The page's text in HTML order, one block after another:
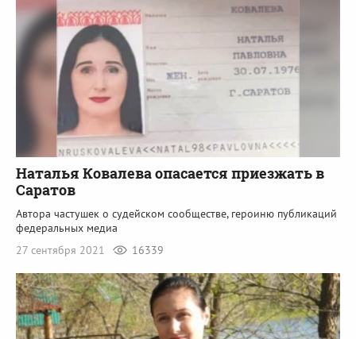
Наталья Ковалева опасается приезжать в
Саратов
Автора частушек о судейском сообществе, героиню публикаций
федеральных медиа
27 сентября 2021
16339